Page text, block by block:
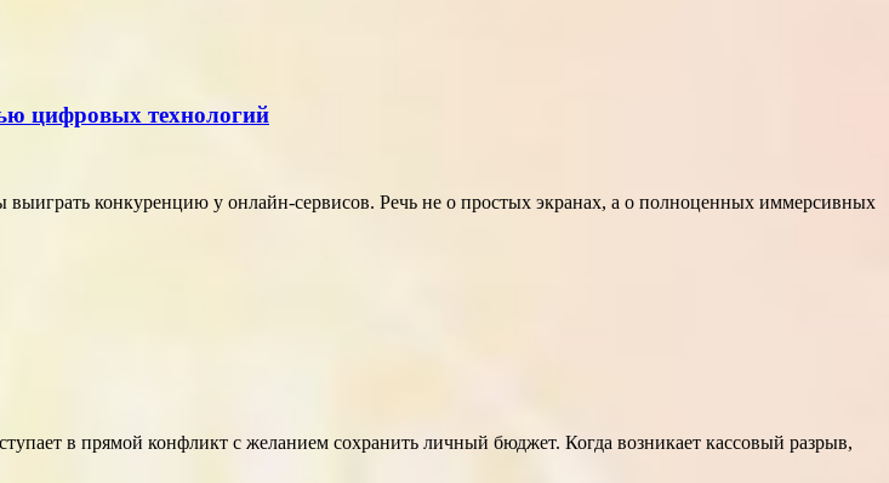
цифровых технологий
выиграть конкуренцию у онлайн-сервисов. Речь не о простых экранах, а о полноценных иммерсивных
в прямой конфликт с желанием сохранить личный бюджет. Когда возникает кассовый разрыв,